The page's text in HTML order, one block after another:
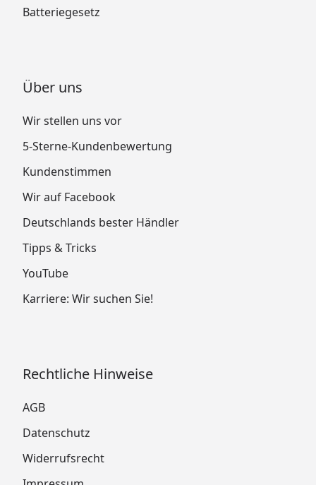
Batteriegesetz
Über uns
Wir stellen uns vor
5-Sterne-Kundenbewertung
Kundenstimmen
Wir auf Facebook
Deutschlands bester Händler
Tipps & Tricks
YouTube
Karriere: Wir suchen Sie!
Rechtliche Hinweise
AGB
Datenschutz
Widerrufsrecht